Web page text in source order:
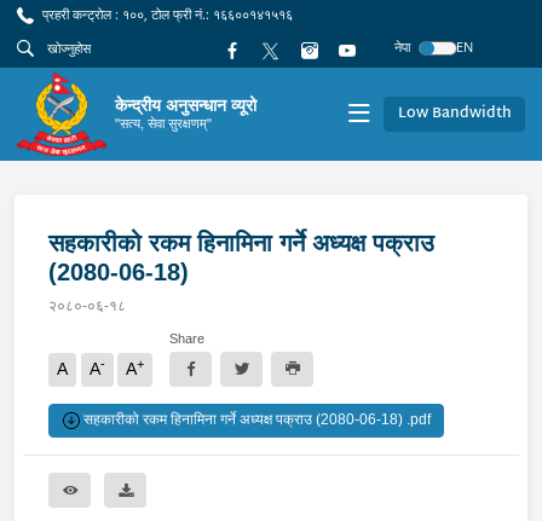
प्रहरी कन्ट्रोल : १००, टोल फ्री नं.: १६६००१४१५१६
नेपा
EN
केन्द्रीय अनुसन्धान व्यूरो
"सत्य, सेवा सुरक्षणम्" Low Bandwidth
सहकारीको रकम हिनामिना गर्ने अध्यक्ष पक्राउ
(2080-06-18)
२०८०-०६-१८
A A- A+
Share
सहकारीको रकम हिनामिना गर्ने अध्यक्ष पक्राउ (2080-06-18) .pdf